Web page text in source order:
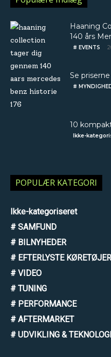
Haaning
140 års
# EVENTS
Se
#
10
Ikke-
POPULÆR KATEGORI
Ikke-kategoriseret
# SAMFUND
# BILNYHEDER
# EFTERLYSTE KØRETØJER
# VIDEO
# TUNING
# PERFORMANCE
# AFTERMARKET
# UDVIKLING &